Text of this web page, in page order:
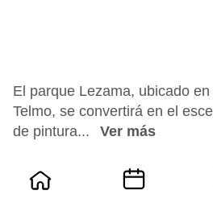
El parque Lezama, ubicado
Telmo, se convertirá en el
de pintura...
Ver más